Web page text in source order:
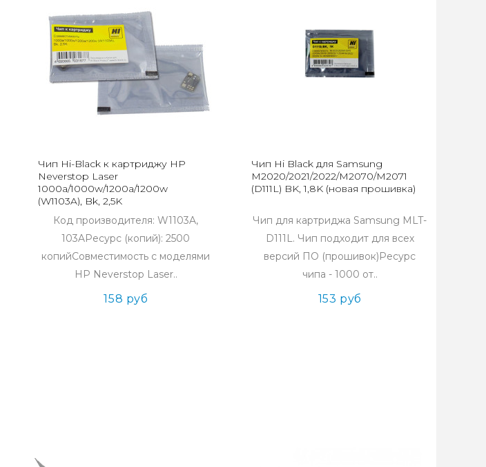
Чип Hi-Black к картриджу HP
Neverstop Laser
1000a/1000w/1200a/1200w
(W1103A), Bk, 2,5K
Код производителя: W1103A,
103AРесурс (копий): 2500
копийСовместимость с моделями
HP Neverstop Laser..
158 руб
Чип Hi Black для Samsung
M2020/2021/2022/M2070/M2071
(D111L) BK, 1,8K (новая прошивка)
Чип для картриджа Samsung MLT-
D111L. Чип подходит для всех
версий ПО (прошивок)Ресурс
чипа - 1000 от..
153 руб